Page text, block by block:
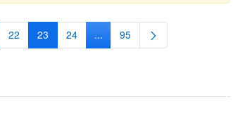
intermedias Use TAB para desplazarse.
Página
22 Página
23 Página
24 ...Páginas intermedias Use
Página
95